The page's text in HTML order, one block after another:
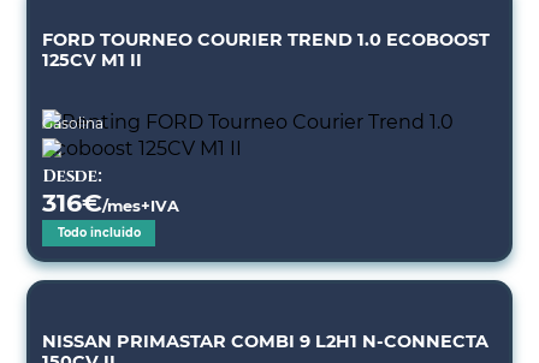
FORD TOURNEO COURIER TREND 1.0 ECOBOOST
125CV M1 II
Gasolina
Desde:
316€/mes+IVA
Todo incluido
NISSAN PRIMASTAR COMBI 9 L2H1 N-CONNECTA